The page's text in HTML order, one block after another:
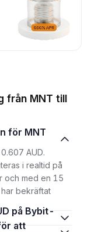
från MNT till
AUD.
i realtid på
och med en 15
bekräftat